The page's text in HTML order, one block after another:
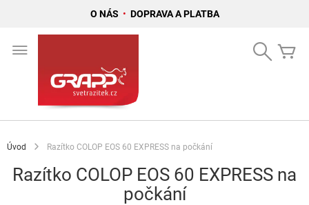
O NÁS • DOPRAVA A PLATBA
Search
Úvod Razítko COLOP EOS 60 EXPRESS na počkání
Razítko COLOP EOS 60 EXPRESS na
počkání